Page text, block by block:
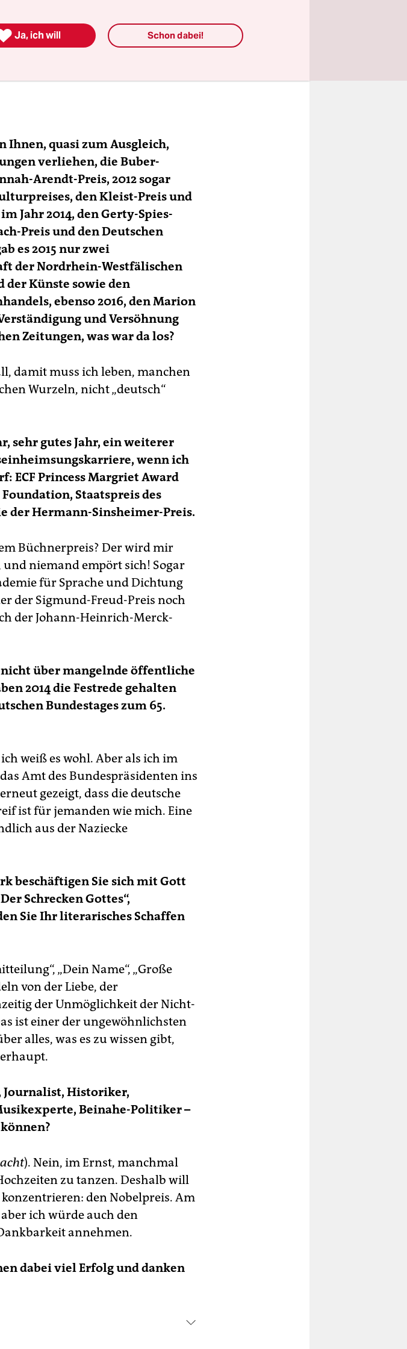
Ihnen, quasi zum ­Ausgleich,
verliehen, die Buber-
Arendt-­Preis, 2012 sogar
den Kleist-Preis und
Jahr 2014, den Gerty-Spies-
Preis und den Deutschen
es 2015 nur zwei
der Nordrhein-Westfälischen
der Künste sowie den
ebenso 2016, den Marion
und Versöhnung
Zeitungen, was war da los?
damit muss ich leben, manchen
Wurzeln, nicht „deutsch“
sehr gutes Jahr, ein weiterer
wenn ich
ECF Princess Margriet Award
Staatspreis des
der Hermann-Sinsheimer-Preis.
Büchnerpreis? Der wird mir
niemand empört sich! Sogar
für Sprache und Dichtung
der Sigmund-Freud-Preis noch
der Johann-Heinrich-Merck-
nicht über mangelnde öffentliche
2014 die Festrede gehalten
Bundestages zum 65.
weiß es wohl. Aber als ich im
Amt des Bundespräsidenten ins
gezeigt, dass die deutsche
ist für jemanden wie mich. Eine
aus der Naziecke
beschäftigen Sie sich mit Gott
Schrecken Gottes“,
Sie Ihr literarisches Schaffen
„Dein Name“, „Große
von der Liebe, der
der Unmöglichkeit der Nicht-
ist einer der ungewöhnlichsten
alles, was es zu wissen gibt,
Historiker,
Beinahe-Politiker –
). Nein, im Ernst, manchmal
zu tanzen. Deshalb will
den Nobelpreis. Am
ich würde auch den
annehmen.
dabei viel Erfolg und danken
Ja, ich will Schon dabei!